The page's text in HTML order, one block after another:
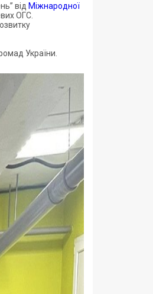
від Міжнародної
ОГС.
України.